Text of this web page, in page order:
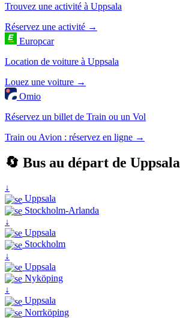
Trouvez une activité à Uppsala
Réservez une activité →
Europcar
Location de voiture à Uppsala
Louez une voiture →
Omio
Réservez un billet de Train ou un Vol
Train ou Avion : réservez en ligne →
🔄 Bus au départ de Uppsala
↓
Uppsala
Stockholm-Arlanda
↓
Uppsala
Stockholm
↓
Uppsala
Nyköping
↓
Uppsala
Norrköping